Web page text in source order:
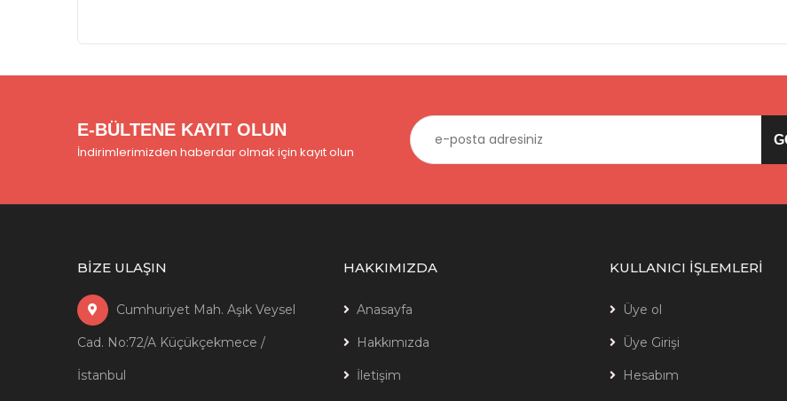
E-BÜLTENE KAYIT OLUN
İndirimlerimizden haberdar olmak için kayıt olun
BİZE ULAŞIN
Cumhuriyet Mah. Aşık Veysel
Cad. No:72/A Küçükçekmece /
İstanbul
HAKKIMIZDA
Anasayfa
Hakkımızda
İletişim
KULLANICI İŞLEMLERİ
Üye ol
Üye Girişi
Hesabım